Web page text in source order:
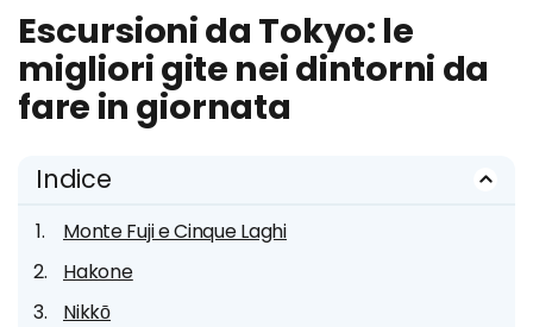
Escursioni da Tokyo: le
migliori gite nei dintorni da
fare in giornata
Indice
Monte Fuji e Cinque Laghi
Hakone
Nikkō